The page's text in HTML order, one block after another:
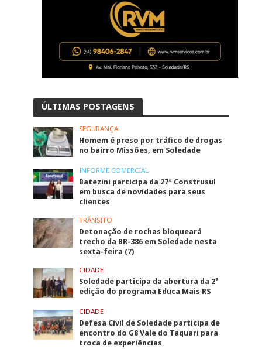
ÚLTIMAS POSTAGENS
SEGURANÇA
Homem é preso por tráfico de drogas
no bairro Missões, em Soledade
INFORME COMERCIAL
Batezini participa da 27ª Construsul
em busca de novidades para seus
clientes
TRÂNSITO
Detonação de rochas bloqueará
trecho da BR-386 em Soledade nesta
sexta-feira (7)
CIDADE
Soledade participa da abertura da 2ª
edição do programa Educa Mais RS
CIDADE
Defesa Civil de Soledade participa de
encontro do G8 Vale do Taquari para
troca de experiências